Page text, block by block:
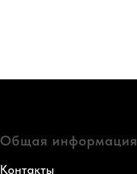
Общая информация
Контакты